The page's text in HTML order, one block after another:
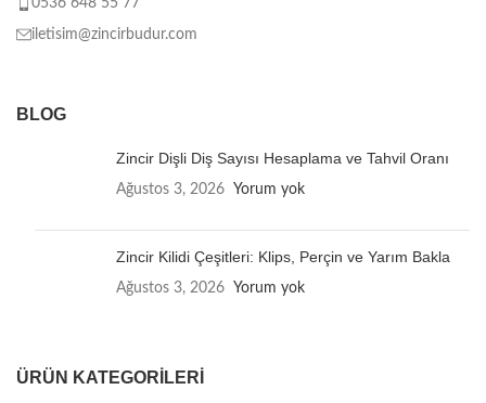
0536 648 55 77
iletisim@zincirbudur.com
BLOG
Zincir Dişli Diş Sayısı Hesaplama ve Tahvil Oranı
Ağustos 3, 2026 Yorum yok
Zincir Kilidi Çeşitleri: Klips, Perçin ve Yarım Bakla
Ağustos 3, 2026 Yorum yok
ÜRÜN KATEGORILERI